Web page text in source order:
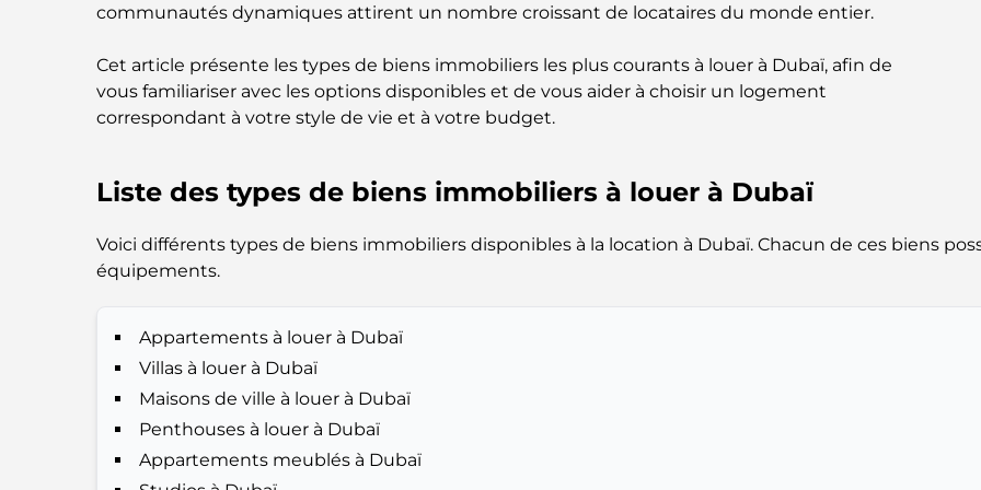
communautés dynamiques attirent un nombre croissant de locataires du monde entier.
Cet article présente les types de biens immobiliers les plus courants à louer à Dubaï, afin de
vous familiariser avec les options disponibles et de vous aider à choisir un logement
correspondant à votre style de vie et à votre budget.
Liste des types de biens immobiliers à louer à Dubaï
Voici différents types de biens immobiliers disponibles à la location à Dubaï. Chacun de ces biens
équipements.
Appartements à louer à Dubaï
Villas à louer à Dubaï
Maisons de ville à louer à Dubaï
Penthouses à louer à Dubaï
Appartements meublés à Dubaï